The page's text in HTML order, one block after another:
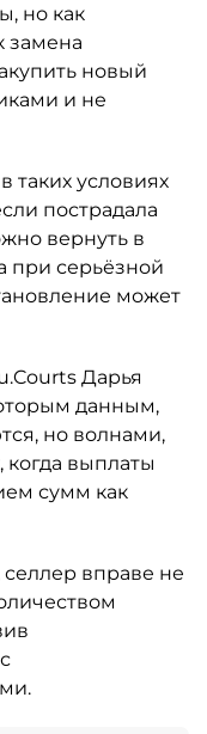
но как
замена
новый
и не
таких условиях
пострадала
вернуть в
при серьёзной
может
Дарья
данным,
но волнами,
выплаты
сумм как
вправе не